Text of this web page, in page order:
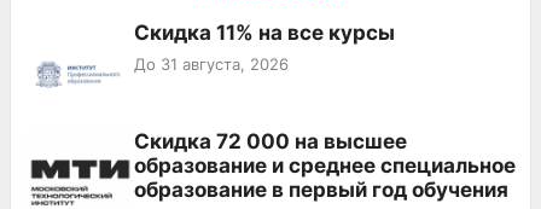
Скидка 11% на все курсы
До 31 августа, 2026
Скидка 72 000 на высшее
образование и среднее специальное
образование в первый год обучения